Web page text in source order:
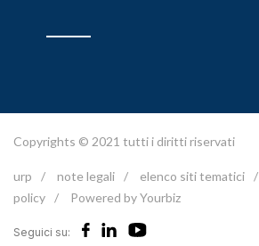
Copyrights © 2021 tutti i diritti riservati
urp / note legali / elenco siti tematici /
policy / Powered by Yourbiz
Seguici su: